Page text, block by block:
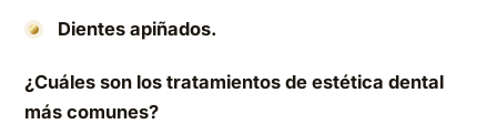
Dientes apiñados.
¿Cuáles son los tratamientos de estética dental
más comunes?